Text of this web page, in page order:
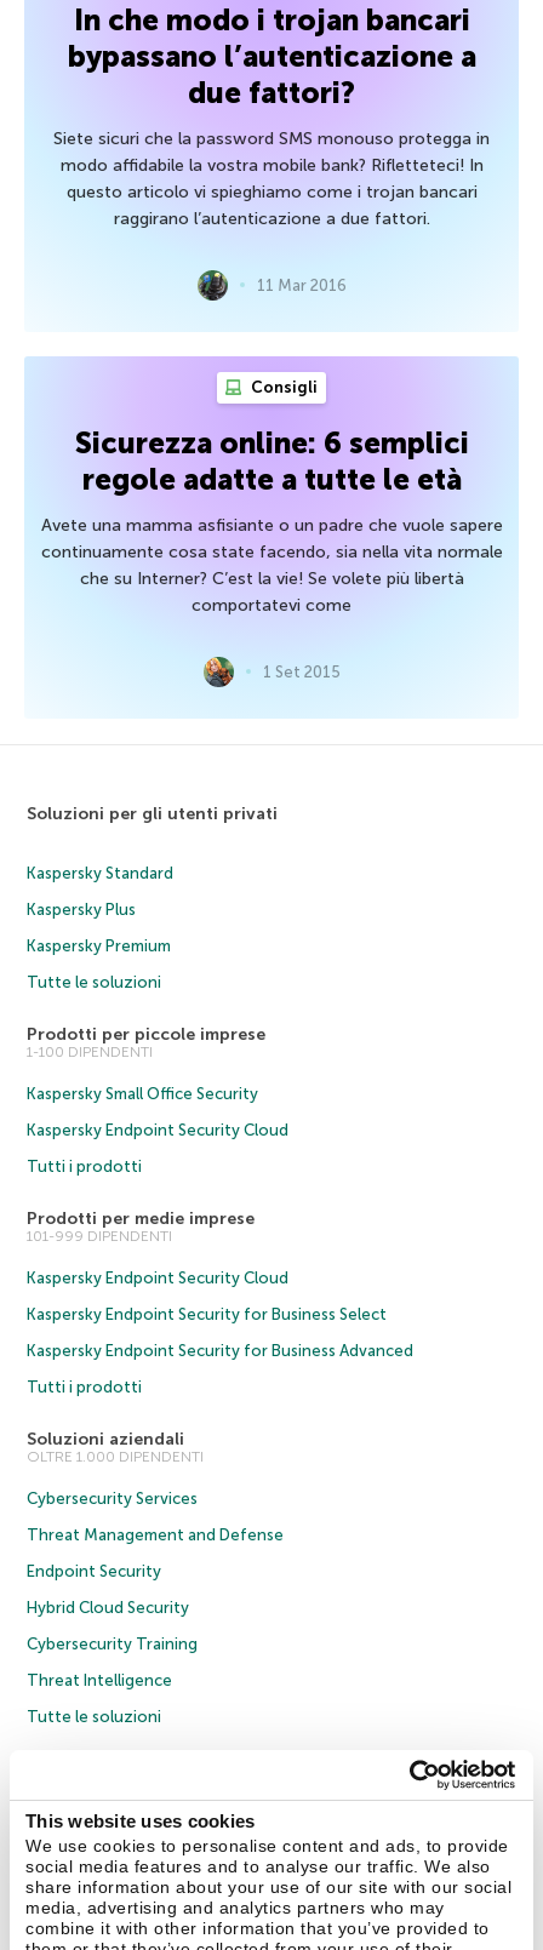
This website uses cookies
We use cookies to personalise content and ads, to provide
social media features and to analyse our traffic. We also
share information about your use of our site with our social
media, advertising and analytics partners who may
combine it with other information that you’ve provided to
In che modo i trojan bancari
bypassano l’autenticazione a
due fattori?
Siete sicuri che la password SMS monouso protegga in
modo affidabile la vostra mobile bank? Rifletteteci! In
questo articolo vi spieghiamo come i trojan bancari
raggirano l’autenticazione a due fattori.
11 Mar 2016
Consigli
Sicurezza online: 6 semplici
regole adatte a tutte le età
Avete una mamma asfisiante o un padre che vuole sapere
continuamente cosa state facendo, sia nella vita normale
che su Interner? C’est la vie! Se volete più libertà
comportatevi come
1 Set 2015
Soluzioni per gli utenti privati
Kaspersky Standard
Kaspersky Plus
Kaspersky Premium
Tutte le soluzioni
Prodotti per piccole imprese
1-100 DIPENDENTI
Kaspersky Small Office Security
Kaspersky Endpoint Security Cloud
Tutti i prodotti
Prodotti per medie imprese
101-999 DIPENDENTI
Kaspersky Endpoint Security Cloud
Kaspersky Endpoint Security for Business Select
Kaspersky Endpoint Security for Business Advanced
Tutti i prodotti
Soluzioni aziendali
OLTRE 1.000 DIPENDENTI
Cybersecurity Services
Threat Management and Defense
Endpoint Security
Hybrid Cloud Security
Cybersecurity Training
Threat Intelligence
Tutte le soluzioni
Informativa sulla privacy
Policy anticorruzione
Contratto di licenza B2C
Cookies
Contatti Chi siamo Partner Blog Centro risorse Comunicati stampa